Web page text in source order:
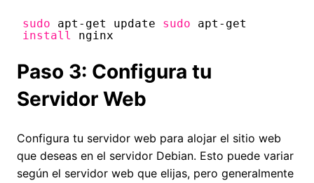
sudo apt-get update sudo
apt-get
install
nginx
Paso 3: Configura tu
Servidor Web
Configura tu servidor web para alojar el sitio web
que deseas en el servidor Debian. Esto puede variar
según el servidor web que elijas, pero generalmente